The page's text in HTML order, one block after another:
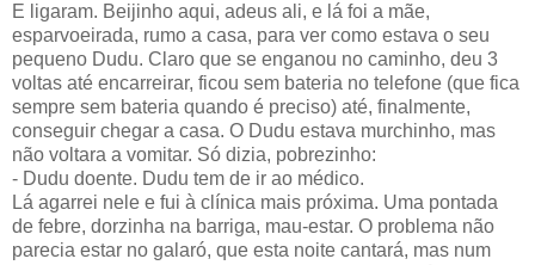
E ligaram. Beijinho aqui, adeus ali, e lá foi a mãe,
esparvoeirada, rumo a casa, para ver como estava o seu
pequeno Dudu. Claro que se enganou no caminho, deu 3
voltas até encarreirar, ficou sem bateria no telefone (que fica
sempre sem bateria quando é preciso) até, finalmente,
conseguir chegar a casa. O Dudu estava murchinho, mas
não voltara a vomitar. Só dizia, pobrezinho:
- Dudu doente. Dudu tem de ir ao médico.
Lá agarrei nele e fui à clínica mais próxima. Uma pontada
de febre, dorzinha na barriga, mau-estar. O problema não
parecia estar no galaró, que esta noite cantará, mas num